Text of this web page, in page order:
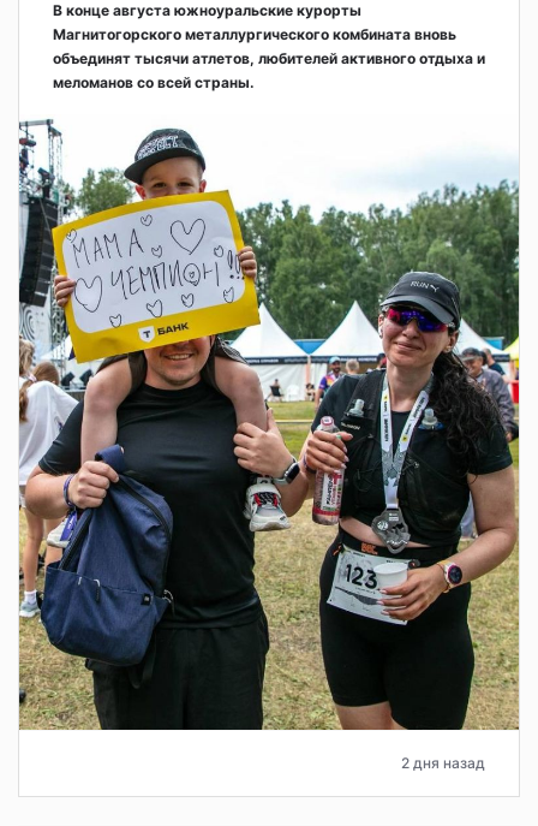
В конце августа южноуральские курорты
Магнитогорского металлургического комбината вновь
объединят тысячи атлетов, любителей активного отдыха и
меломанов со всей страны.
2 дня назад